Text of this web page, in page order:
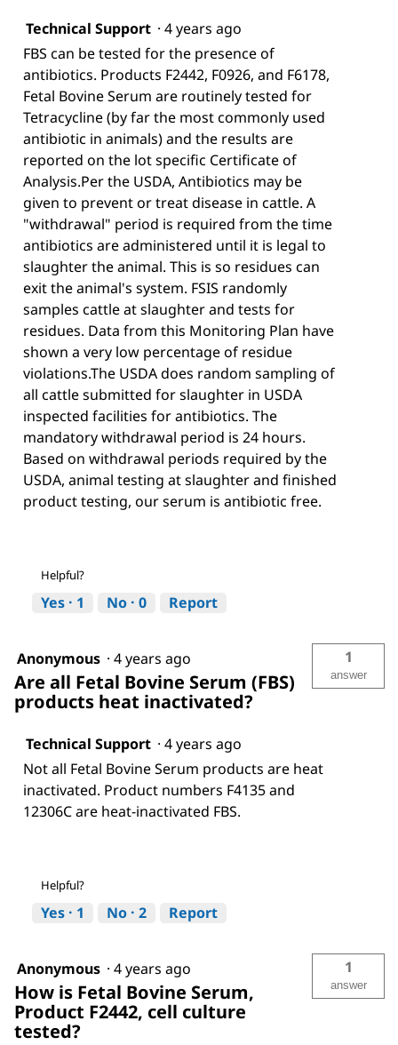
Technical Support · 4 years ago
FBS can be tested for the presence of
antibiotics. Products F2442, F0926, and F6178,
Fetal Bovine Serum are routinely tested for
Tetracycline (by far the most commonly used
antibiotic in animals) and the results are
reported on the lot specific Certificate of
Analysis.Per the USDA, Antibiotics may be
given to prevent or treat disease in cattle. A
"withdrawal" period is required from the time
antibiotics are administered until it is legal to
slaughter the animal. This is so residues can
exit the animal's system. FSIS randomly
samples cattle at slaughter and tests for
residues. Data from this Monitoring Plan have
shown a very low percentage of residue
violations.The USDA does random sampling of
all cattle submitted for slaughter in USDA
inspected facilities for antibiotics. The
mandatory withdrawal period is 24 hours.
Based on withdrawal periods required by the
USDA, animal testing at slaughter and finished
product testing, our serum is antibiotic free.
Helpful?
Yes · 1 No · 0 Report
Anonymous · 4 years ago
Are all Fetal Bovine Serum (FBS)
products heat inactivated?
1
answer
Technical Support · 4 years ago
Not all Fetal Bovine Serum products are heat
inactivated. Product numbers F4135 and
12306C are heat-inactivated FBS.
Helpful?
Yes · 1 No · 2 Report
Anonymous · 4 years ago
How is Fetal Bovine Serum,
Product F2442, cell culture
tested?
1
answer